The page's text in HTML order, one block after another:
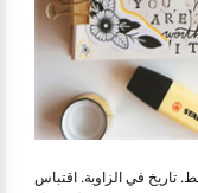
تاريخ في الزاوية. اقتباس